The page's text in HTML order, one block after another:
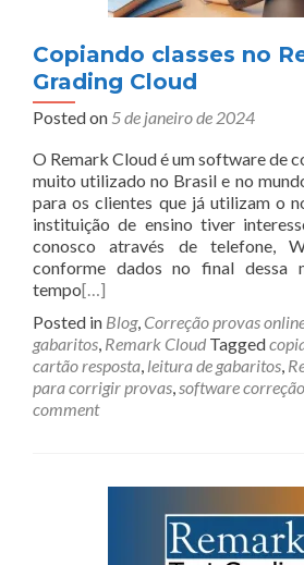
Copiando classes no
Grading Cloud
Posted on 5 de janeiro de 2024
O Remark Cloud é um software de
muito utilizado no Brasil e no
para os clientes que já utilizam o
instituição de ensino tiver
conosco através de telefone,
conforme dados no final dessa
tempo[…]
Posted in Blog, Correção provas
gabaritos, Remark Cloud Tagged
cartão resposta, leitura de gabaritos,
para corrigir provas,software
comment